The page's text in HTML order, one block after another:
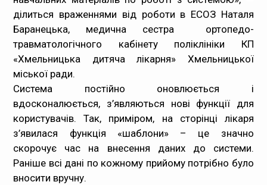
ділиться враженнями від роботи в ЕСОЗ Наталя
Баранецька, медична сестра ортопедо-
травматологічного кабінету поліклініки КП
«Хмельницька дитяча лікарня» Хмельницької
міської ради.
Система постійно оновлюється і
вдосконалюється, з’являються нові функції для
користувачів. Так, приміром, на сторінці лікаря
з’явилася функція «шаблони» – це значно
скорочує час на внесення даних до системи.
Раніше всі дані по кожному прийому потрібно було
вносити вручну.